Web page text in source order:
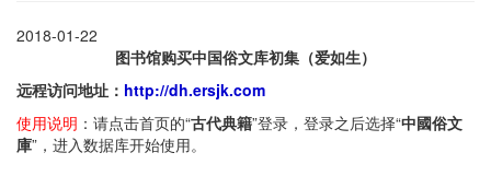
2018-01-22
图书馆购买中国俗文库初集（爱如生）
远程访问地址： http://dh.ersjk.com
使用说明 ：请点击首页的“古代典籍”登录，登录之后选择“中國俗文
庫”，进入数据库开始使用。